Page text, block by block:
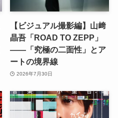
【ビジュアル撮影編】山﨑
晶吾「ROAD TO ZEPP」
――「究極の二面性」とア
ートの境界線
2026年7月30日